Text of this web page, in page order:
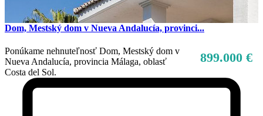
Dom, Mestský dom v Nueva Andalucía, provinci...
899.000 €
Ponúkame nehnuteľnosť Dom, Mestský dom v
Nueva Andalucía, provincia Málaga, oblasť
Costa del Sol.